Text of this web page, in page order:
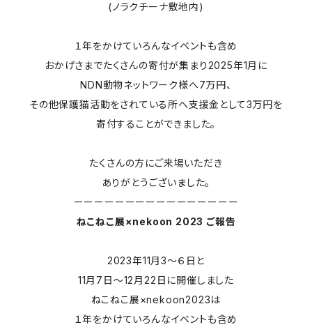
(ノラクチーナ敷地内)
１年をかけていろんなイベントも含め
おかげさまでたくさんの寄付が集まり2025年1月に
NDN動物ネットワーク様へ7万円、
その他保護猫活動をされている所へ支援金として3万円を
寄付することができました。
たくさんの方にご来場いただき
ありがとうございました。
ーーーーーーーーーーーーーーーー
ねこねこ展×nekoon 2023 ご報告
2023年11月3〜６日と
11月7日〜12月22日に開催しました
ねこねこ展×nekoon2023は
１年をかけていろんなイベントも含め